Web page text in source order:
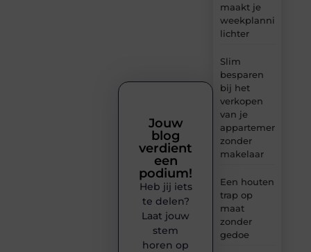
maakt je
weekplanning
lichter
Slim
besparen
bij het
verkopen
van je
appartement
zonder
makelaar
Een houten
trap op
maat
zonder
gedoe
Jouw
blog
verdient
een
podium!
Heb jij iets
te delen?
Laat jouw
stem
horen op